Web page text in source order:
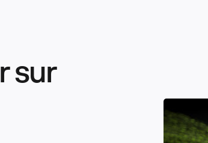
et innovation
sur